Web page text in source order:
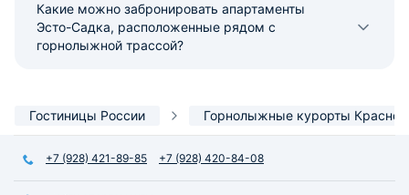
Какие можно забронировать апартаменты
Эсто-Садка, расположенные рядом с
горнолыжной трассой?
Гостиницы России Горнолыжные курорты
+7 (928) 421-89-85 +7 (928) 420-84-08